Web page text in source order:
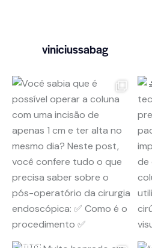
viniciussabag